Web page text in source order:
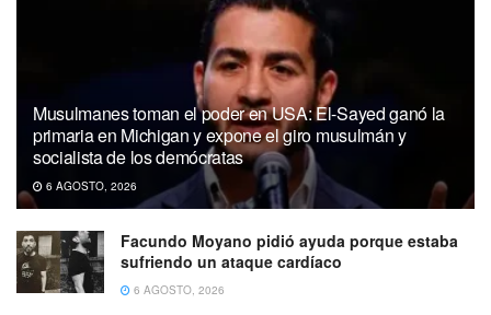
Musulmanes toman el poder en USA: El-Sayed ganó la
primaria en Michigan y expone el giro musulmán y
socialista de los demócratas
6 AGOSTO, 2026
Facundo Moyano pidió ayuda porque estaba
sufriendo un ataque cardíaco
6 AGOSTO, 2026